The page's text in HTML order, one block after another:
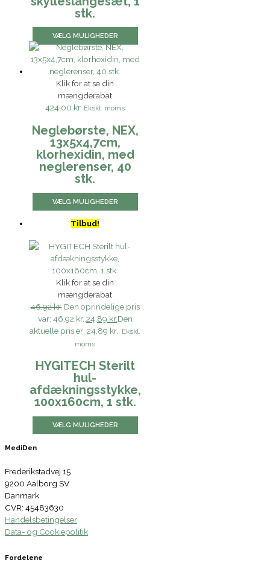
stk.
VÆLG MULIGHEDER
Klik for at se din
mængderabat
424,00 kr. Ekskl. moms
Neglebørste, NEX,
13x5x4,7cm,
klorhexidin, med
neglerenser, 40
stk.
VÆLG MULIGHEDER
Tilbud!
Klik for at se din
mængderabat
46,92 kr. Den oprindelige pris
var: 46,92 kr.. 24,89 kr.Den
aktuelle pris er: 24,89 kr..
Ekskl.
moms
HYGITECH Sterilt
hul-
afdækningsstykke,
100x160cm, 1 stk.
VÆLG MULIGHEDER
MediDen
Frederikstadvej 15
9200 Aalborg SV
Danmark
CVR: 45483630
Handelsbetingelser
Data- og Cookiepolitik
Fordelene